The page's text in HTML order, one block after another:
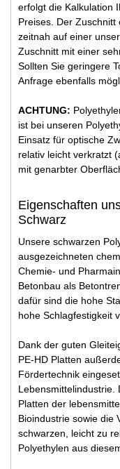
erfolgt die Kalkulation
Preises. Der
zeitnah auf einer
Zuschnitt mit einer
Sollten Sie geringere
Anfrage ebenfalls
ACHTUNG:
ist bei unseren
Einsatz für optische
relativ leicht verkratzt
mit genarbter
Eigenschaften
Schwarz
Unsere schwarzen
ausgezeichneten
Chemie- und
Betonbau als
dafür sind die hohe
hohe Schlagfestigkeit
Dank der guten
PE-HD Platten
Fördertechnik
Lebensmittelindustrie.
Platten der
Bioindustrie sowie die
schwarzen, leicht zu
Polyethylen aus